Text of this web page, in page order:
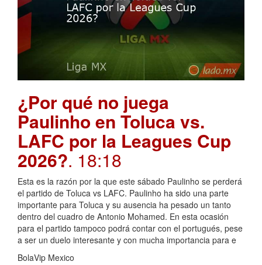
¿Por qué no juega
Paulinho en Toluca vs.
LAFC por la Leagues Cup
2026?. 18:18
Esta es la razón por la que este sábado Paulinho se perderá
el partido de Toluca vs LAFC. Paulinho ha sido una parte
importante para Toluca y su ausencia ha pesado un tanto
dentro del cuadro de Antonio Mohamed. En esta ocasión
para el partido tampoco podrá contar con el portugués, pese
a ser un duelo interesante y con mucha importancia para e
BolaVip Mexico